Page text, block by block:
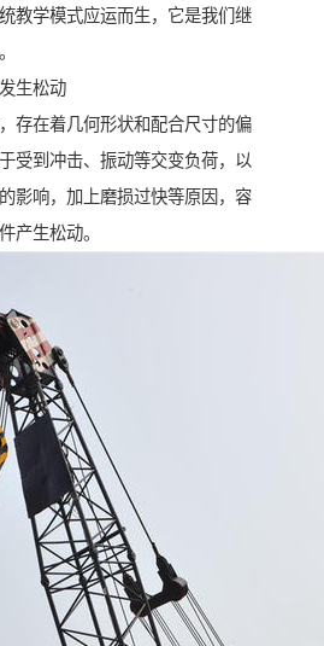
教学模式应运而生，它是我们继
生松动
存在着几何形状和配合尺寸的偏
受到冲击、振动等交变负荷，以
影响，加上磨损过快等原因，容
产生松动。